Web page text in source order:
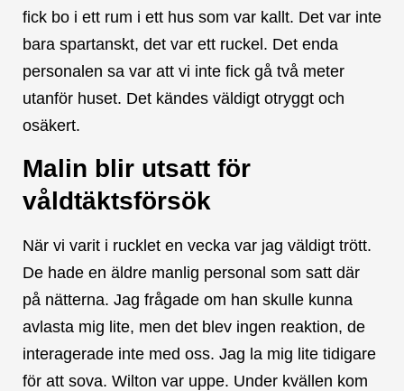
fick bo i ett rum i ett hus som var kallt. Det var inte
bara spartanskt, det var ett ruckel. Det enda
personalen sa var att vi inte fick gå två meter
utanför huset. Det kändes väldigt otryggt och
osäkert.
Malin blir utsatt för
våldtäktsförsök
När vi varit i rucklet en vecka var jag väldigt trött.
De hade en äldre manlig personal som satt där
på nätterna. Jag frågade om han skulle kunna
avlasta mig lite, men det blev ingen reaktion, de
interagerade inte med oss. Jag la mig lite tidigare
för att sova. Wilton var uppe. Under kvällen kom